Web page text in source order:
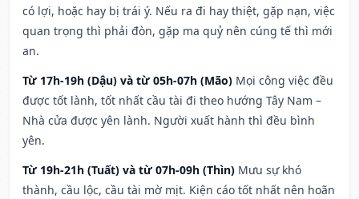
có lợi, hoặc hay bị trái ý. Nếu ra đi hay thiệt, gặp nạn, việc
quan trọng thì phải đòn, gặp ma quỷ nên cúng tế thì mới
an.
Từ 17h-19h (Dậu) và từ 05h-07h (Mão) Mọi công việc đều
được tốt lành, tốt nhất cầu tài đi theo hướng Tây Nam –
Nhà cửa được yên lành. Người xuất hành thì đều bình
yên.
Từ 19h-21h (Tuất) và từ 07h-09h (Thìn) Mưu sự khó
thành, cầu lộc, cầu tài mờ mịt. Kiện cáo tốt nhất nên hoãn